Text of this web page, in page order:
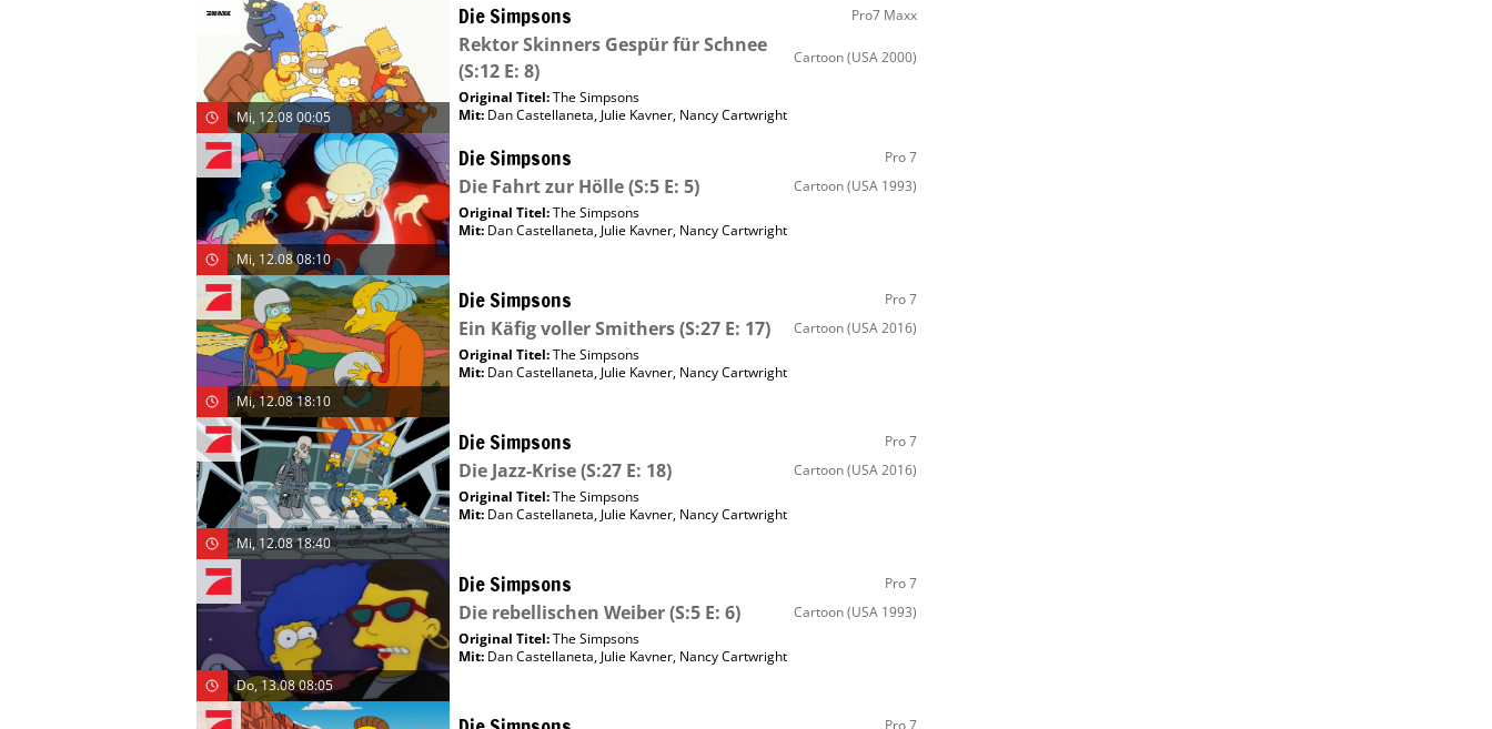
Mi, 12.08 00:05
Die Simpsons Pro7 Maxx
Rektor Skinners Gespür für Schnee
(S:12 E: 8)
Cartoon(USA 2000)
Original Titel:The Simpsons
Mit: Dan Castellaneta, Julie Kavner, Nancy Cartwright
Mi, 12.08 08:10
Die Simpsons Pro 7
Die Fahrt zur Hölle(S:5 E: 5) Cartoon(USA 1993)
Original Titel:The Simpsons
Mit: Dan Castellaneta, Julie Kavner, Nancy Cartwright
Mi, 12.08 18:10
Die Simpsons Pro 7
Ein Käfig voller Smithers(S:27 E: 17) Cartoon(USA 2016)
Original Titel:The Simpsons
Mit: Dan Castellaneta, Julie Kavner, Nancy Cartwright
Mi, 12.08 18:40
Die Simpsons Pro 7
Die Jazz-Krise(S:27 E: 18) Cartoon(USA 2016)
Original Titel:The Simpsons
Mit: Dan Castellaneta, Julie Kavner, Nancy Cartwright
Do, 13.08 08:05
Die Simpsons Pro 7
Die rebellischen Weiber(S:5 E: 6) Cartoon(USA 1993)
Original Titel:The Simpsons
Mit: Dan Castellaneta, Julie Kavner, Nancy Cartwright
Pro 7